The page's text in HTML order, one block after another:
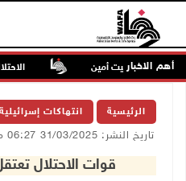
أهم الاخبار
عتمة وبيت أمين الاحتلال يعتقل 4
الرئيسية انتهاكات إسرائيلية
تاريخ النشر: 31/03/2025 06:27 م
قوات الاحتلال